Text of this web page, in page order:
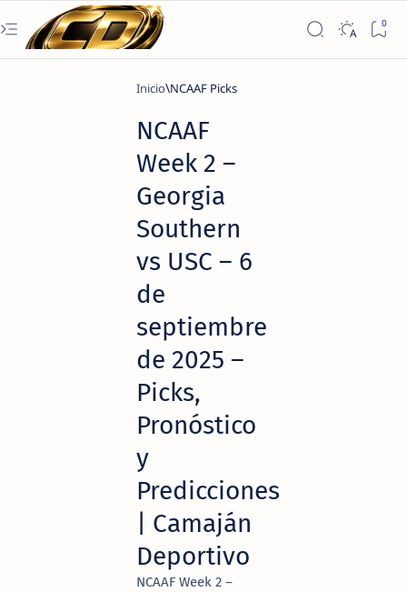
Inicio NCAAF Picks
NCAAF
Week 2 –
Georgia
Southern
vs USC – 6
de
septiembre
de 2025 –
Picks,
Pronóstico
y
Predicciones
| Camaján
Deportivo
NCAAF Week 2 –